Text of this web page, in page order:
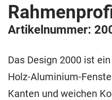
Artikelnummer:
Das Design 2000 ist
Holz-Aluminium-
Kanten und weichen